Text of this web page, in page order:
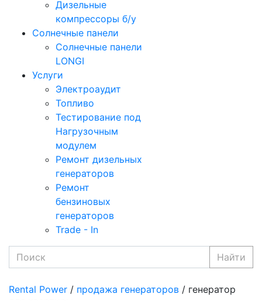
Дизельные
компрессоры б/у
Солнечные панели
Солнечные панели
LONGI
Услуги
Электроаудит
Топливо
Тестирование под
Нагрузочным
модулем
Ремонт дизельных
генераторов
Ремонт
бензиновых
генераторов
Trade - In
Найти
Rental Power / продажа генераторов / генератор